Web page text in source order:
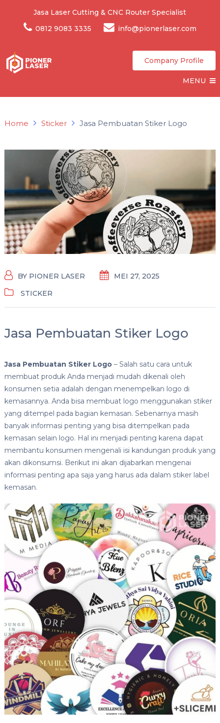
Jasa Laser Cutting & CNC Router Specialist
0812 9083 3335
info@pionerlaser.com
Company Profile
MENU
Home Sticker Jasa Pembuatan Stiker Logo
BY PIONER LASER
MEI 27, 2025
STICKER
Jasa Pembuatan Stiker Logo
Jasa Pembuatan Stiker Logo– Salah satu cara untuk
membuat produk Anda menjadi mudah dikenali oleh
konsumen setia adalah dengan menempelkan logo di
kemasannya. Anda bisa membuat logo menggunakan stiker
yang ditempel pada bagian kemasan. Sebenarnya masih
banyak informasi penting yang bisa ditempelkan pada
kemasan selain logo. Hal ini menjadi penting karena dapat
membantu konsumen mengenali isi kandungan produk yang
akan dikonsumsi. Berikut ini akan dijabarkan mengenai
informasi penting apa saja yang harus ada dalam stiker label
kemasan.